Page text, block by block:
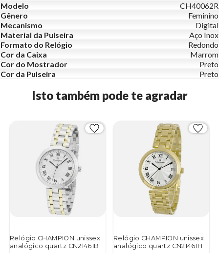
Modelo
CH40062R
Gênero
Feminino
Mecanismo
Digital
Material da Pulseira
Aço Inox
Formato do Relógio
Redondo
Cor da Caixa
Marrom
Cor do Mostrador
Preto
Cor da Pulseira
Preto
Isto também pode te agradar
Relógio CHAMPION unissex
analógico quartz CN21461B
Relógio CHAMPION unissex
analógico quartz CN21461H